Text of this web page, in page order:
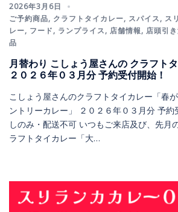
2026年3月6日
ご予約商品, クラフトタイカレー, スパイス, ス
レー, フード, ランプライス, 店舗情報, 店頭引
品
月替わり こしょう屋さんの クラフト
２０２６年０３月分 予約受付開始！
こしょう屋さんのクラフトタイカレー「春
ントリーカレー」 ２０２６年０３月分 予
しのみ・配送不可 いつもご来店及び、先月
ラフトタイカレー「大…